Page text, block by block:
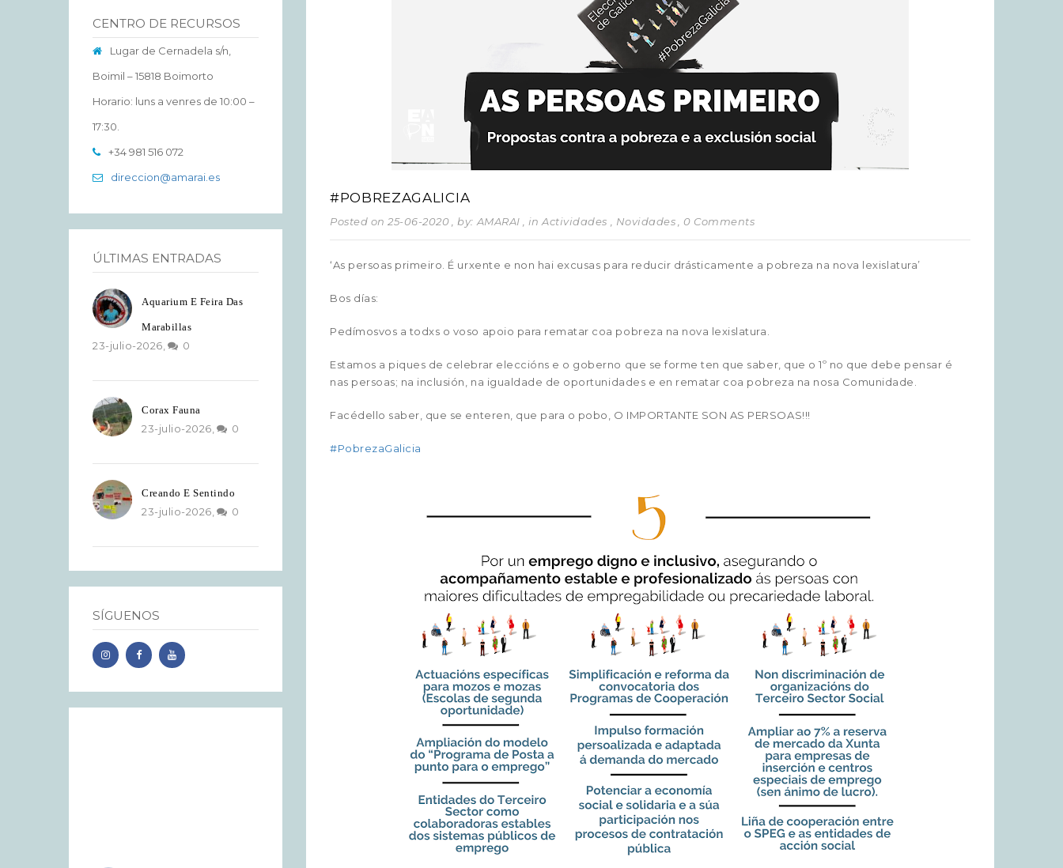
CENTRO DE RECURSOS
Lugar de Cernadela s/n,
Boimil – 15818 Boimorto
Horario: luns a venres de 10:00 –
17:30.
+34 981 516 072
direccion@amarai.es
ÚLTIMAS ENTRADAS
Aquarium E Feira Das
Marabillas
23-julio-2026, 0
Corax Fauna
23-julio-2026, 0
Creando E Sentindo
23-julio-2026, 0
SÍGUENOS
#POBREZAGALICIA
Posted on 25-06-2020 , by: AMARAI , inActividades Novidades , 0 Comments
‘As persoas primeiro. É urxente e non hai excusas para reducir drásticamente a pobreza na nova lexislatura’
Bos días:
Pedímosvos a todxs o voso apoio para rematar coa pobreza na nova lexislatura.
Estamos a piques de celebrar eleccións e o goberno que se forme ten que saber, que o 1º no que debe pensar é
nas persoas; na inclusión, na igualdade de oportunidades e en rematar coa pobreza na nosa Comunidade.
Facédello saber, que se enteren, que para o pobo, O IMPORTANTE SON AS PERSOAS!!!
#PobrezaGalicia